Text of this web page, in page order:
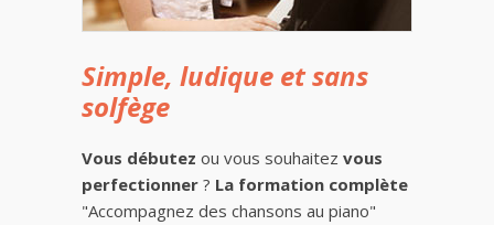
Simple, ludique et sans
solfège
Vous débutez ou vous souhaitez vous
perfectionner ? La formation complète
"Accompagnez des chansons au piano"